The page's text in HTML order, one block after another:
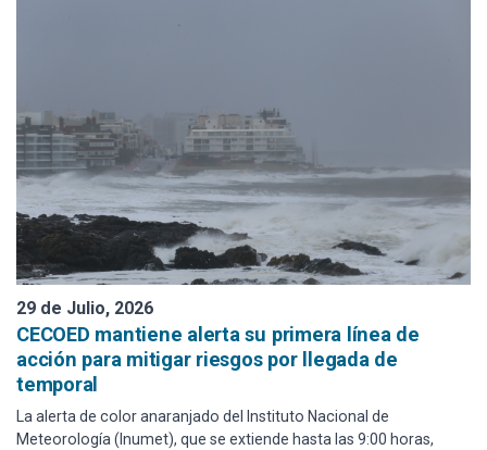
29 de Julio, 2026
CECOED mantiene alerta su primera línea de
acción para mitigar riesgos por llegada de
temporal
La alerta de color anaranjado del Instituto Nacional de
Meteorología (Inumet), que se extiende hasta las 9:00 horas,